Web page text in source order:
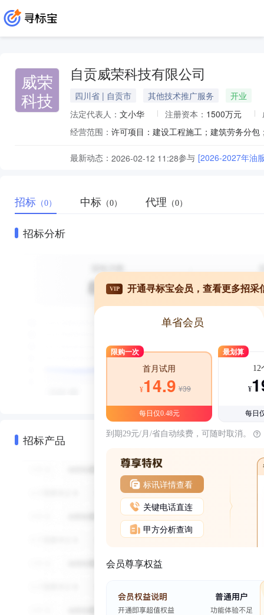
威荣
科技
自贡威荣科技有限公司
四川省 | 自贡市 其他技术推广服务
开业
法定代表人： 文小华 注册资本： 1500万元
经营范围：
最新动态： 2026-02-12 11:28参与 [2026-2027年油
招标 （0） 中标 （0） 代理 （0）
招标分析
招标产品
VIP 开通寻标宝会员，查看更多招采
单省会员
限购一次
首月试用
¥14.9 ¥39
每日仅0.48元
最划算
12
¥
每日
到期29元/月/省自动续费，可随时取消。
标讯详情查看
关键电话直连
甲方分析查询
会员尊享权益